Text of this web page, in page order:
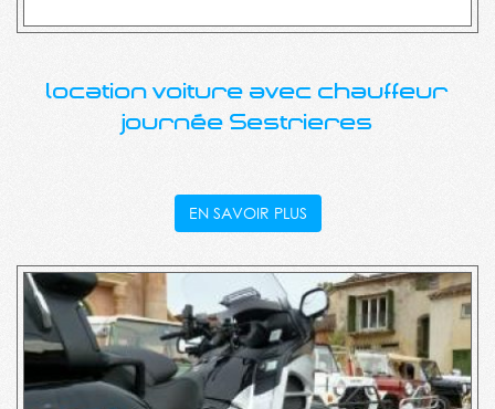
location voiture avec chauffeur
journée Sestrieres
EN SAVOIR PLUS